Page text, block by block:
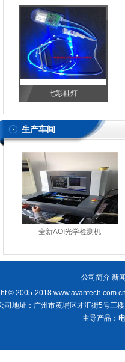
七彩鞋灯
生产车间
全新AOI光学检测机
公司简介 新
© 2005-2018
司地址：广州市黄埔区才汇街5号三
主导产品：